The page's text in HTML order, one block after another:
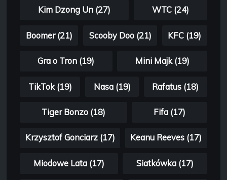
Kim Dzong Un (27) WTC (24)
Boomer (21) Scooby Doo (21) KFC (19)
Gra o Tron (19) Mini Majk (19)
TikTok (19) Nasa (19) Rafatus (18)
Tiger Bonzo (18) Fifa (17)
Krzysztof Gonciarz (17) Keanu Reeves (17)
Miodowe Lata (17) Siatkówka (17)